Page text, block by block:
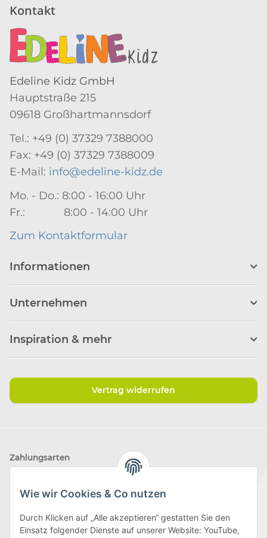
Wie wir Cookies & Co nutzen
Durch Klicken auf „Alle akzeptieren“ gestatten Sie den
Einsatz folgender Dienste auf unserer Website: YouTube,
Kontakt
Edeline Kidz GmbH
Hauptstraße 215
09618 Großhartmannsdorf
Tel.: +49 (0) 37329 7388000
Fax: +49 (0) 37329 7388009
E-Mail: info@edeline-kidz.de
Mo. - Do.: 8:00 - 16:00 Uhr
Fr.: 8:00 - 14:00 Uhr
Zum Kontaktformular
Informationen
Unternehmen
Inspiration & mehr
Vertrag widerrufen
Zahlungsarten